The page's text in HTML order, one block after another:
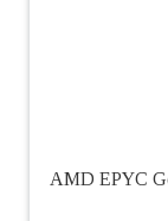
AMD EPYC